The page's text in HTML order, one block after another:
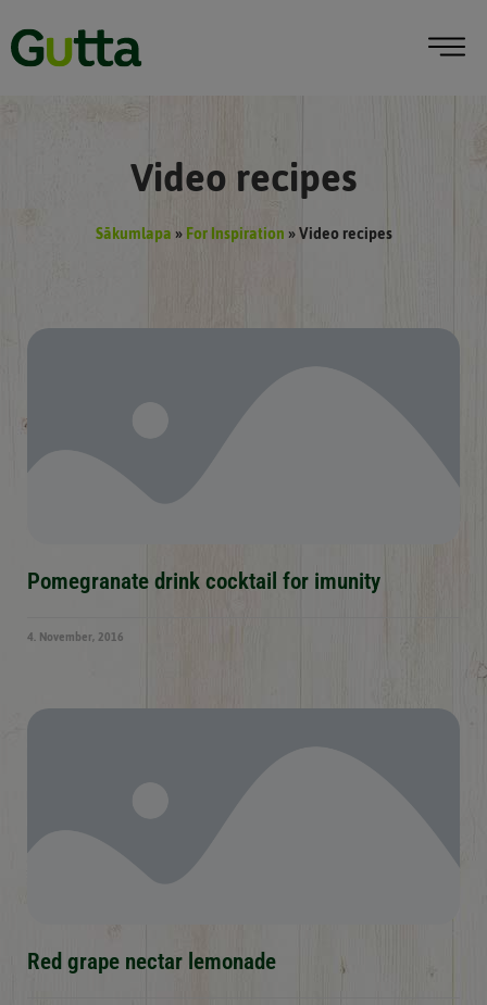
Video recipes
Sākumlapa»For Inspiration»Video recipes
Pomegranate drink cocktail for imunity
4. November, 2016
Red grape nectar lemonade